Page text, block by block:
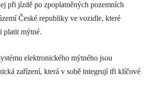
při jízdě po zpoplatněných pozemních
České republiky ve vozidle, které
platit mýtné.
elektronického mýtného jsou
zařízení, která v sobě integrují tři klíčové